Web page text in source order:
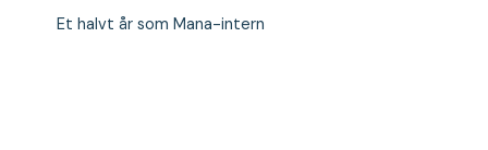
Et halvt år som Mana-intern